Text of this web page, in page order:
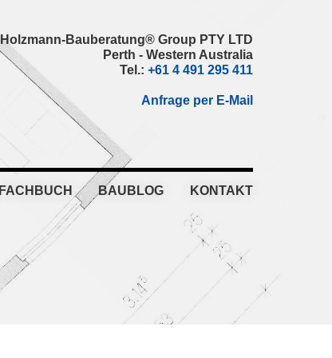
Holzmann-Bauberatung® Group PTY LTD
Perth - Western Australia
Tel.: +61 4 491 295 411
Anfrage per E-Mail
FACHBUCH BAUBLOG KONTAKT